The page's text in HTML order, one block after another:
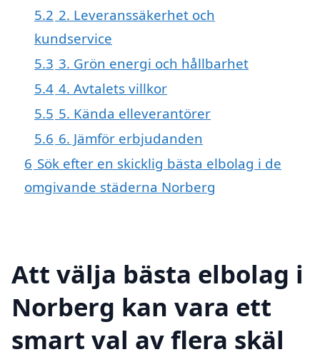
5.2 2. Leveranssäkerhet och
kundservice
5.3 3. Grön energi och hållbarhet
5.4 4. Avtalets villkor
5.5 5. Kända elleverantörer
5.6 6. Jämför erbjudanden
6 Sök efter en skicklig bästa elbolag i de
omgivande städerna Norberg
Att välja bästa elbolag i
Norberg kan vara ett
smart val av flera skäl